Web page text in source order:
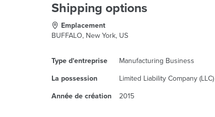
Shipping options
Emplacement
BUFFALO, New York, US
Type d'entreprise Manufacturing Business
La possession Limited Liability Company (LLC)
Année de création 2015